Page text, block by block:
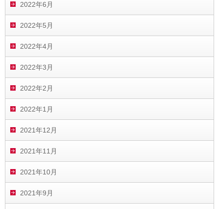
2022年6月
2022年5月
2022年4月
2022年3月
2022年2月
2022年1月
2021年12月
2021年11月
2021年10月
2021年9月